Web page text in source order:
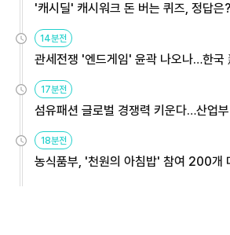
'캐시딜' 캐시워크 돈 버는 퀴즈, 정답은?
14분전
관세전쟁 '엔드게임' 윤곽 나오나…한국
용해야
17분전
섬유패션 글로벌 경쟁력 키운다…산업
원
18분전
농식품부, '천원의 아침밥' 참여 200개